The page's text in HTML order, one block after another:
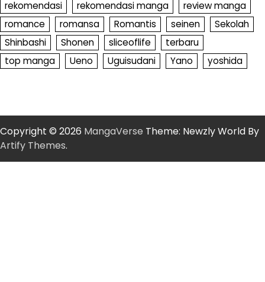
rekomendasi
rekomendasi manga
review manga
romance
romansa Romantis seinen
Sekolah
Shinbashi
Shonen sliceoflife
terbaru
top manga
Ueno Uguisudani Yano yoshida
Copyright © 2026 MangaVerse Theme: Newzly World By
Artify Themes.